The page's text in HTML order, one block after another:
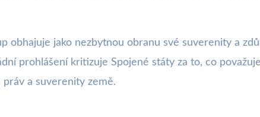
obhajuje jako nezbytnou obranu své suverenity a
prohlášení kritizuje Spojené státy za to, co
a suverenity země.